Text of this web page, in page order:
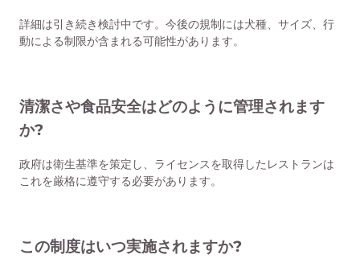
詳細は引き続き検討中です。今後の規制には犬種、サイズ、行
動による制限が含まれる可能性があります。
清潔さや食品安全はどのように管理されます
か?
政府は衛生基準を策定し、ライセンスを取得したレストランは
これを厳格に遵守する必要があります。
この制度はいつ実施されますか?